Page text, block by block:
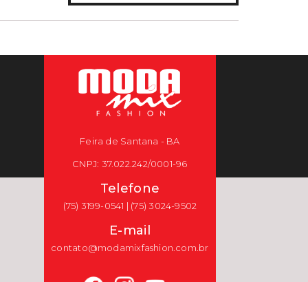
Feira de Santana - BA
CNPJ: 37.022.242/0001-96
Telefone
(75) 3199-0541 | (75) 3024-9502
E-mail
contato@modamixfashion.com.br